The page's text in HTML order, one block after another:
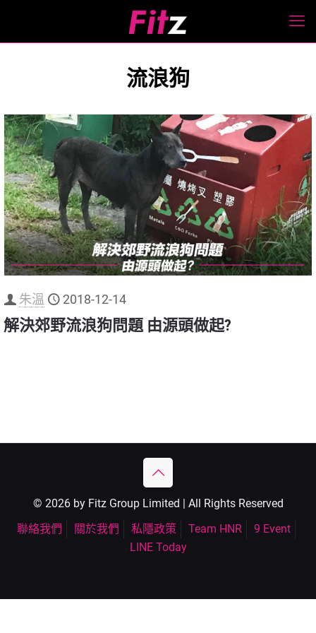
流浪狗
朱溫 2018-12-14
解決郊野流浪狗問題 由源頭做起?
© 2026 by Fitz Group Limited | All Rights Reserved
聯絡我們
關於我們 私隱政策 Team HNR
9 Event
LINE Today